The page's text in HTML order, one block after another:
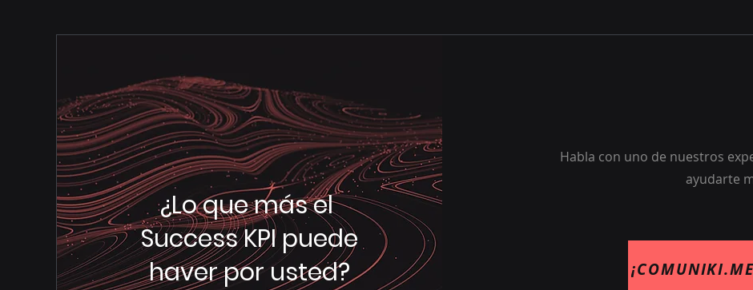
¿Lo que más el
Success KPI puede
haver por usted?
Habla con uno de nuestros
ayudarte